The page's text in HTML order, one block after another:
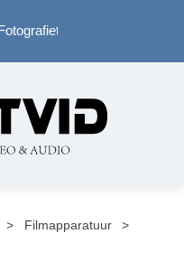
Fotografietips
Filmapparatuur